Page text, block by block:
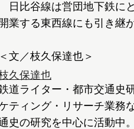
日比谷線は営団地下鉄に
開業する東西線にも引き継
＜文／枝久保達也＞
久保達也
道ライター・都市交通史
ティング・リサーチ業務
史の研究を中心に活動中。